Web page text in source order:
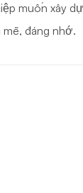
muốn xây
đáng nhớ.